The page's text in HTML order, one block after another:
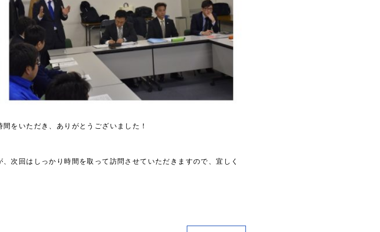
をいただき、ありがとうございました！
次回はしっかり時間を取って訪問させていただきますので、宜しく